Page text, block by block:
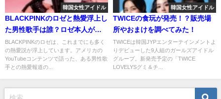
韓国女性アイドル
BLACKPINKのロゼと熱愛浮上し
た男性歌手は誰？ロゼ本人が語
った真相とは？
BLACKPINKのロゼは、これまでにも多く
の熱愛説が浮上しています。アメリカの
YouTubeコンテンツで語った、ある男性歌
手との熱愛報道の...
韓国女性アイドル
TWICEの食玩が発売！？販売場
所やおまけを調べてみた！
TWICEは韓国JYPエンターテインメントよ
りデビューした9人組のガールズアイドル
グループ。新発売予定の「TWICE
LOVELYSグミ＆チ...